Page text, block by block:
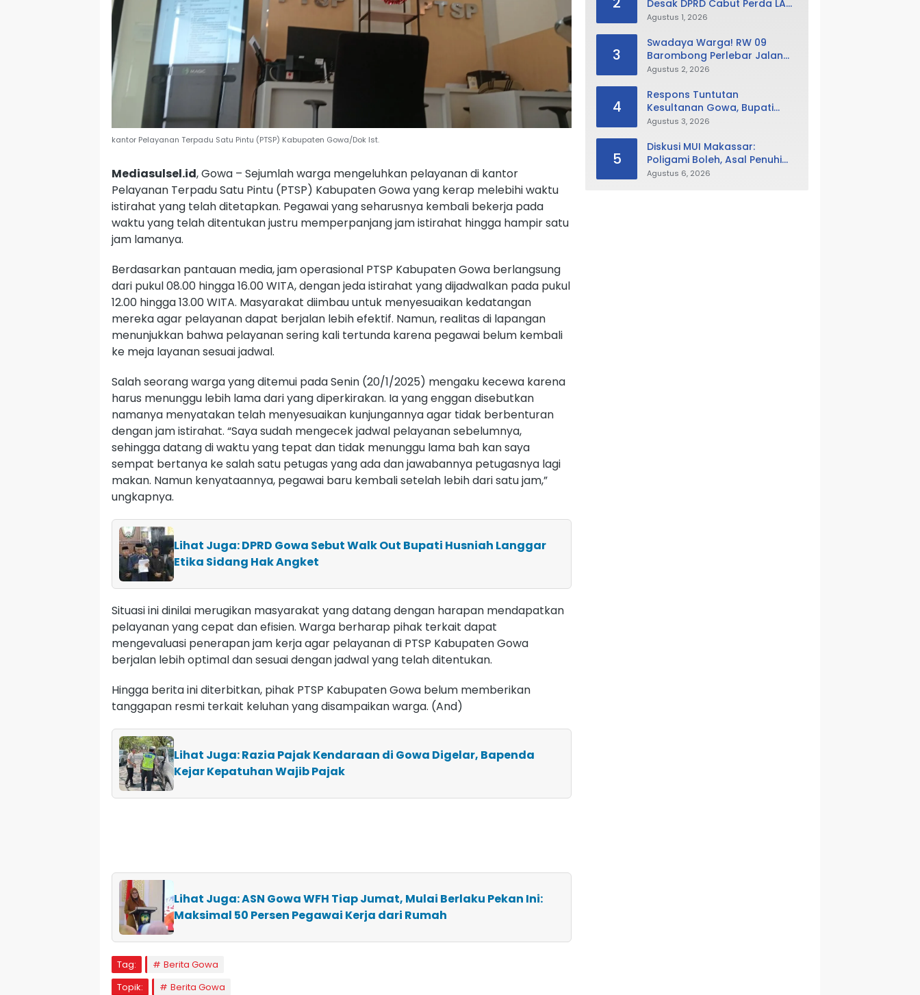
kantor Pelayanan Terpadu Satu Pintu (PTSP) Kabupaten Gowa/Dok Ist.
Mediasulsel.id, Gowa – Sejumlah warga mengeluhkan pelayanan di kantor
Pelayanan Terpadu Satu Pintu (PTSP) Kabupaten Gowa yang kerap melebihi waktu
istirahat yang telah ditetapkan. Pegawai yang seharusnya kembali bekerja pada
waktu yang telah ditentukan justru memperpanjang jam istirahat hingga hampir satu
jam lamanya.
Berdasarkan pantauan media, jam operasional PTSP Kabupaten Gowa berlangsung
dari pukul 08.00 hingga 16.00 WITA, dengan jeda istirahat yang dijadwalkan pada pukul
12.00 hingga 13.00 WITA. Masyarakat diimbau untuk menyesuaikan kedatangan
mereka agar pelayanan dapat berjalan lebih efektif. Namun, realitas di lapangan
menunjukkan bahwa pelayanan sering kali tertunda karena pegawai belum kembali
ke meja layanan sesuai jadwal.
Salah seorang warga yang ditemui pada Senin (20/1/2025) mengaku kecewa karena
harus menunggu lebih lama dari yang diperkirakan. Ia yang enggan disebutkan
namanya menyatakan telah menyesuaikan kunjungannya agar tidak berbenturan
dengan jam istirahat. “Saya sudah mengecek jadwal pelayanan sebelumnya,
sehingga datang di waktu yang tepat dan tidak menunggu lama bah kan saya
sempat bertanya ke salah satu petugas yang ada dan jawabannya petugasnya lagi
makan. Namun kenyataannya, pegawai baru kembali setelah lebih dari satu jam,”
ungkapnya.
Lihat Juga: DPRD Gowa Sebut Walk Out Bupati Husniah Langgar
Etika Sidang Hak Angket
Situasi ini dinilai merugikan masyarakat yang datang dengan harapan mendapatkan
pelayanan yang cepat dan efisien. Warga berharap pihak terkait dapat
mengevaluasi penerapan jam kerja agar pelayanan di PTSP Kabupaten Gowa
berjalan lebih optimal dan sesuai dengan jadwal yang telah ditentukan.
Hingga berita ini diterbitkan, pihak PTSP Kabupaten Gowa belum memberikan
tanggapan resmi terkait keluhan yang disampaikan warga. (And)
Lihat Juga: Razia Pajak Kendaraan di Gowa Digelar, Bapenda
Kejar Kepatuhan Wajib Pajak
Lihat Juga: ASN Gowa WFH Tiap Jumat, Mulai Berlaku Pekan Ini:
Maksimal 50 Persen Pegawai Kerja dari Rumah
Tag:
Berita Gowa
Topik:
Berita Gowa
Desak DPRD Cabut Perda LAD,
Istana Balla Lompoa Diminta
Agustus 1, 2026
3
Swadaya Warga! RW 09
Barombong Perlebar Jalan
Lingkungan, Minta Pemkot Tak
Agustus 2, 2026
4
Respons Tuntutan
Kesultanan Gowa, Bupati
Husniah Buka Peluang
Direvisi Bahkan Diganti
Agustus 3, 2026
5
Diskusi MUI Makassar:
Poligami Boleh, Asal Penuhi
Syarat Hukum Negara
Agustus 6, 2026